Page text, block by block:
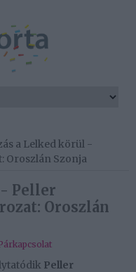
a Lelked körül -
Oroszlán Szonja
Peller
Oroszlán
Peller